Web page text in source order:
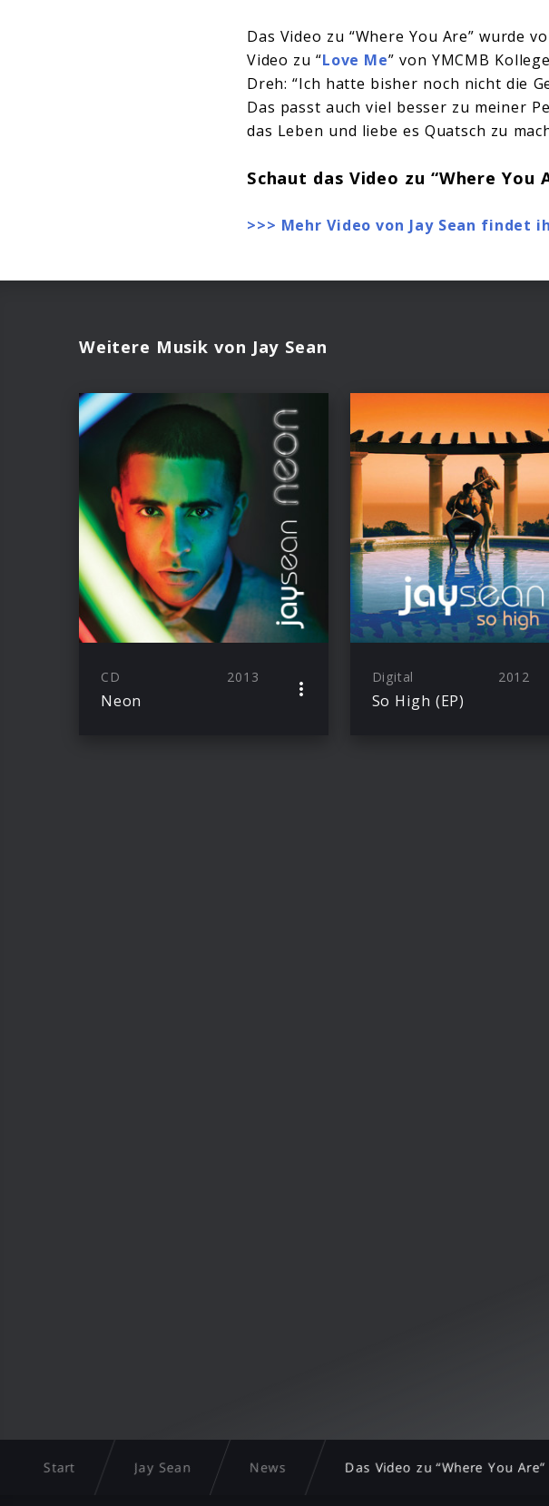
Das Video zu “Where You Are” wurde
Video zu “Love Me” von YMCMB Kollege
Dreh: “Ich hatte bisher noch nicht die
Das passt auch viel besser zu meiner
das Leben und liebe es Quatsch zu
Schaut das Video zu “Where You
>>> Mehr Video von Jay Sean findet
Weitere Musik von Jay Sean
CD 2013
Neon
Digital 2012
So High (EP)
Start Jay Sean News Das Video zu “Where You